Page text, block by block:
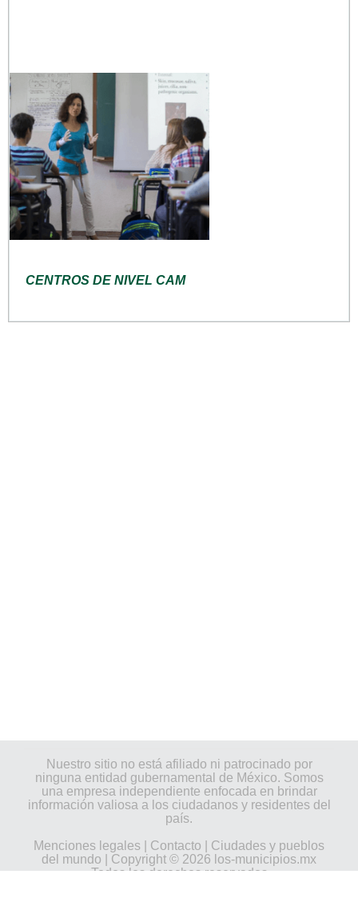
CENTROS DE NIVEL CAM
Nuestro sitio no está afiliado ni patrocinado por
ninguna entidad gubernamental de México. Somos
una empresa independiente enfocada en brindar
información valiosa a los ciudadanos y residentes del
país.
Menciones legales
Contacto
Ciudades y pueblos
del mundo | Copyright © 2026 los-municipios.mx
Todos los derechos reservados